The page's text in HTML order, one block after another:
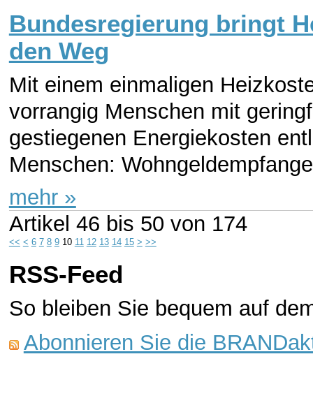
Bundesregierung bringt
den Weg
Mit einem einmaligen
vorrangig Menschen mit
gestiegenen Energiekosten
Menschen:
mehr »
Artikel 46 bis 50 von 174
<< < 6 7 8 9 10 11 12 13 14 15 > >>
RSS-Feed
So bleiben Sie bequem auf
Abonnieren Sie die